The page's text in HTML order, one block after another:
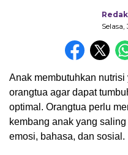
Selasa,
Anak membutuhkan
orangtua agar dapat
optimal. Orangtua perlu
kembang anak yang
emosi, bahasa, dan sosial.